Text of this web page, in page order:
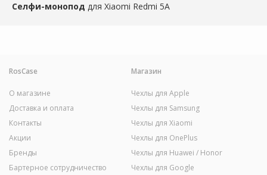
Селфи-монопод для Xiaomi Redmi 5A
RosCase
О магазине
Доставка и оплата
Контакты
Акции
Бренды
Бартерное сотрудничество
Магазин
Чехлы для Apple
Чехлы для Samsung
Чехлы для Xiaomi
Чехлы для OnePlus
Чехлы для Huawei / Honor
Чехлы для Google